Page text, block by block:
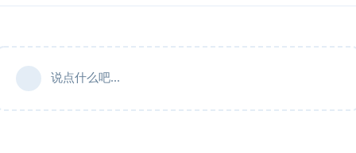
说点什么吧...